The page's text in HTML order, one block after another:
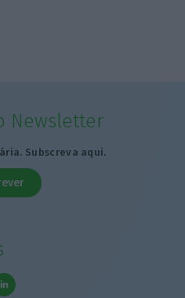
Newsletter
Subscreva aqui.